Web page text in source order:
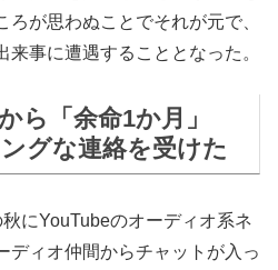
ろが思わぬことでそれが元で、
来事に遭遇することとなった。
ら「余命1か月」
グな連絡を受けた
にYouTubeのオーディオ系ネ
ディオ仲間からチャットが入っ